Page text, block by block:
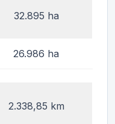
32.895 ha
26.986 ha
2.338,85 km